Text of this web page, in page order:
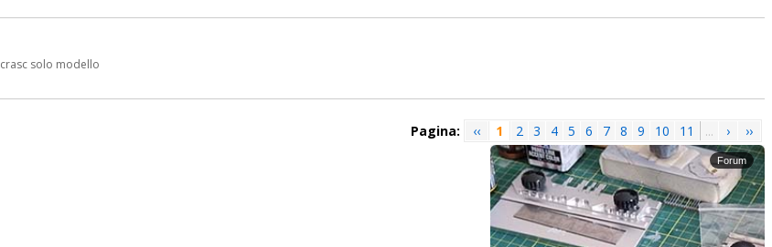
solo modello
Pagina: ‹‹ 1 2 3 4 5 6 7 8 9 10 11 ... › ››